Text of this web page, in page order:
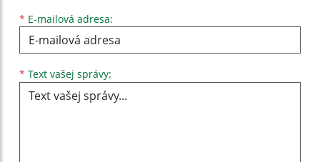
* E-mailová adresa:
* Text vašej správy: